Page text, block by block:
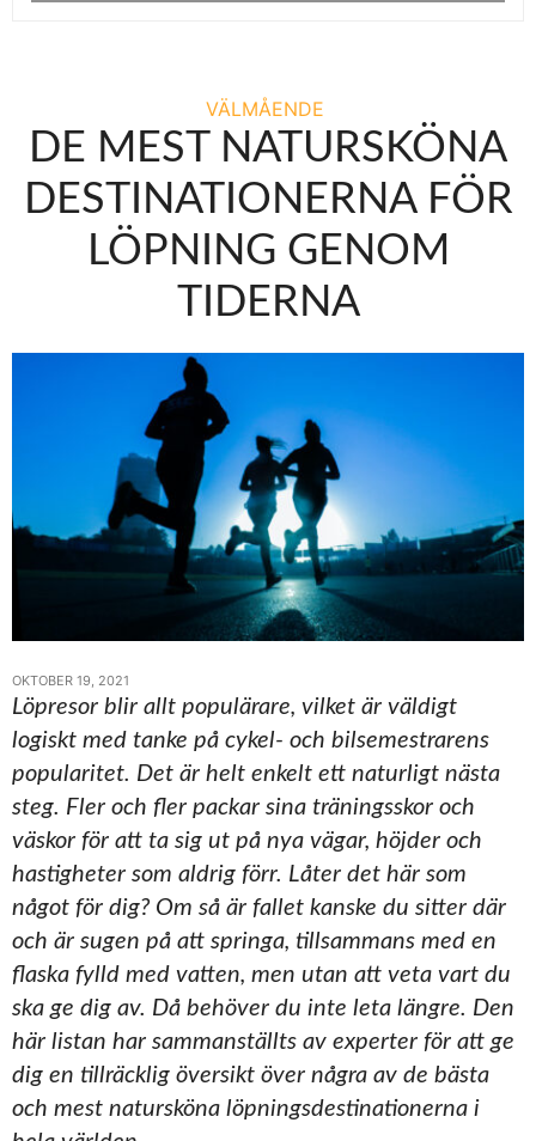
VÄLMÅENDE
DE MEST NATURSKÖNA
DESTINATIONERNA FÖR
LÖPNING GENOM
TIDERNA
OKTOBER 19, 2021
Löpresor blir allt populärare, vilket är väldigt
logiskt med tanke på cykel- och bilsemestrarens
popularitet. Det är helt enkelt ett naturligt nästa
steg. Fler och fler packar sina träningsskor och
väskor för att ta sig ut på nya vägar, höjder och
hastigheter som aldrig förr. Låter det här som
något för dig? Om så är fallet kanske du sitter där
och är sugen på att springa, tillsammans med en
flaska fylld med vatten, men utan att veta vart du
ska ge dig av. Då behöver du inte leta längre. Den
här listan har sammanställts av experter för att ge
dig en tillräcklig översikt över några av de bästa
och mest natursköna löpningsdestinationerna i